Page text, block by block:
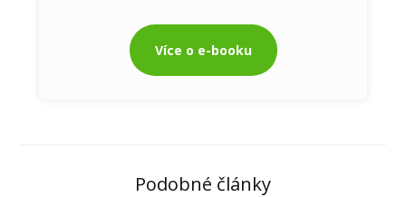
Více o e-booku
Podobné články